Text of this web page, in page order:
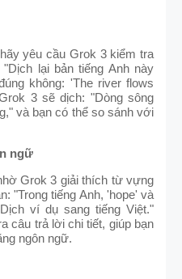
yêu cầu Grok 3 kiểm tra
lại bản tiếng Anh này
không: 'The river flows
3 sẽ dịch: "Dòng sông
và bạn có thể so sánh với
ngữ
Grok 3 giải thích từ vựng
"Trong tiếng Anh, 'hope' và
ví dụ sang tiếng Việt."
câu trả lời chi tiết, giúp bạn
ngôn ngữ.